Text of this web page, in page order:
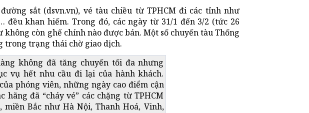
sắt (dsvn.vn), vé tàu chiều từ TPHCM đi các tỉnh như
đều khan hiếm. Trong đó, các ngày từ 31/1 đến 3/2 (tức 26
không còn ghế chính nào được bán. Một số chuyến tàu Thống
trong trạng thái chờ giao dịch.
không đã tăng chuyến tối đa nhưng
vụ hết nhu cầu đi lại của hành khách.
phóng viên, những ngày cao điểm cận
hãng đã “cháy vé” các chặng từ TPHCM
Bắc như Hà Nội, Thanh Hoá, Vinh,